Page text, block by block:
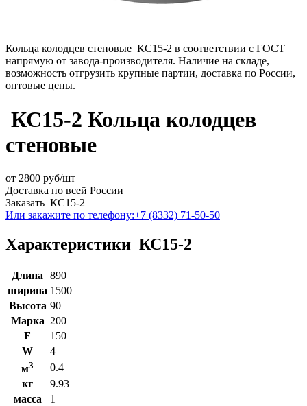
Кольца колодцев стеновые КС15-2 в соответствии с ГОСТ
напрямую от завода-производителя. Наличие на складе,
возможность отгрузить крупные партии, доставка по России,
оптовые цены.
КС15-2 Кольца колодцев
стеновые
от 2800 руб/шт
Доставка по всей России
Заказать КС15-2
Или закажите по телефону:+7 (8332) 71-50-50
Характеристики КС15-2
Длина
890
ширина 1500
Высота 90
Марка 200
F
150
W
4
м3
0.4
кг
9.93
масса
1